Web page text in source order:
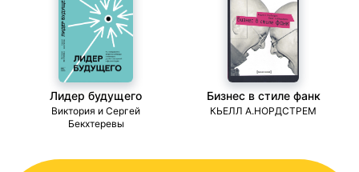
Лидер будущего
Виктория и Сергей
Бекхтеревы
Бизнес в стиле фанк
КЬЕЛЛ А.НОРДСТРЕМ